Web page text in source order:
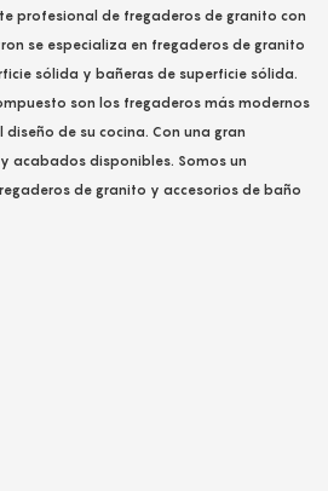
profesional de fregaderos de granito con
se especializa en fregaderos de granito
sólida y bañeras de superficie sólida.
son los fregaderos más modernos
de su cocina. Con una gran
acabados disponibles. Somos un
de granito y accesorios de baño